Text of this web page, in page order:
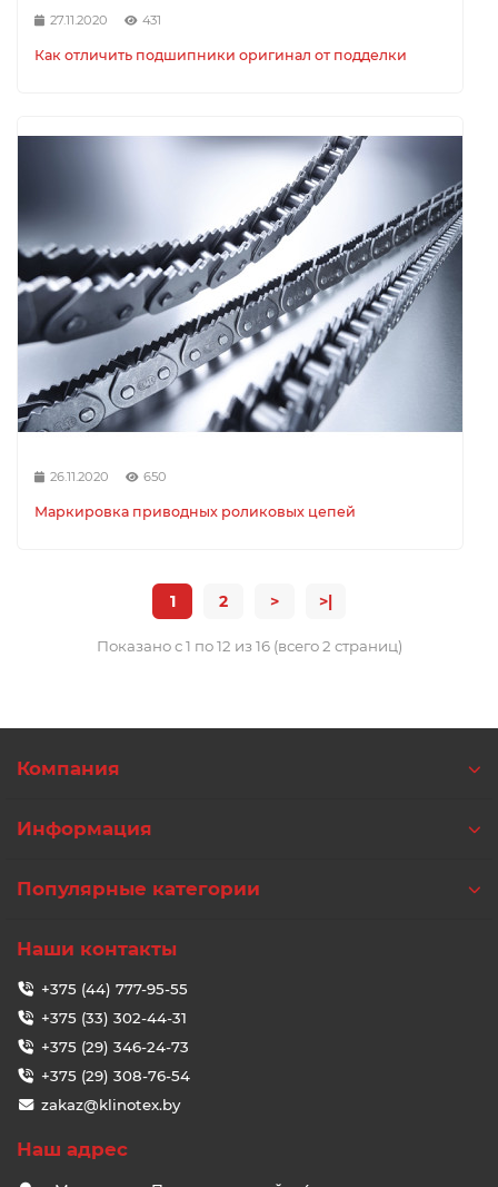
27.11.2020 431
Как отличить подшипники оригинал от подделки
26.11.2020 650
Маркировка приводных роликовых цепей
1 2 > >|
Показано с 1 по 12 из 16 (всего 2 страниц)
Компания
Информация
Популярные категории
Наши контакты
+375 (44) 777-95-55
+375 (33) 302-44-31
+375 (29) 346-24-73
+375 (29) 308-76-54
zakaz@klinotex.by
Наш адрес